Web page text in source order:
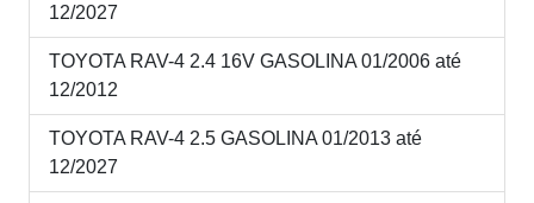
12/2027
TOYOTA RAV-4 2.4 16V GASOLINA 01/2006 até
12/2012
TOYOTA RAV-4 2.5 GASOLINA 01/2013 até
12/2027